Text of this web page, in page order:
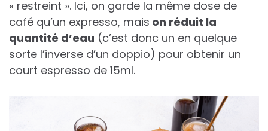
« restreint ». Ici, on garde la même dose de
café qu’un expresso, mais on réduit la
quantité d’eau (c’est donc un en quelque
sorte l’inverse d’un doppio) pour obtenir un
court espresso de 15ml.